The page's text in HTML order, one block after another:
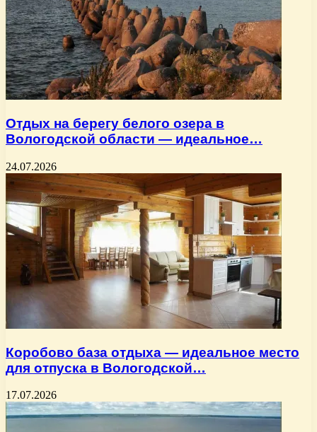
Отдых на берегу белого озера в
Вологодской области — идеальное…
24.07.2026
Коробово база отдыха — идеальное место
для отпуска в Вологодской…
17.07.2026